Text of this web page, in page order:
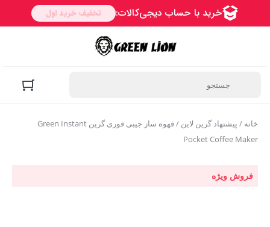
خانه / پیشنهاد گرین لاین
/ قهوه ساز جیبی فوری گرین Green Instant
Pocket Coffee Maker
فروش ویژه